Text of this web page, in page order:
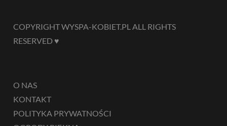
COPYRIGHT WYSPA-KOBIET.PL ALL RIGHTS
RESERVED ♥
O NAS
KONTAKT
POLITYKA PRYWATNOŚCI